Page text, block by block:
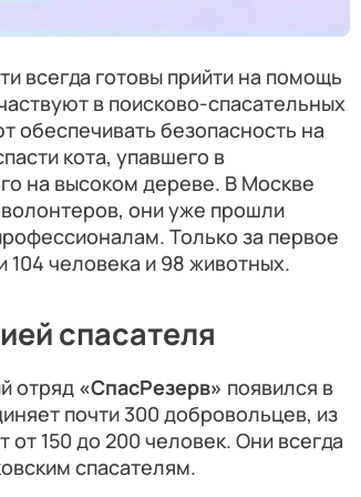
всегда готовы прийти на помощь
в поисково-спасательных
обеспечивать безопасность на
кота, упавшего в
на высоком дереве. В Москве
волонтеров, они уже прошли
Только за первое
104 человека и 98 животных.
спасателя
отряд «СпасРезерв» появился в
почти 300 добровольцев, из
150 до 200 человек. Они всегда
спасателям.